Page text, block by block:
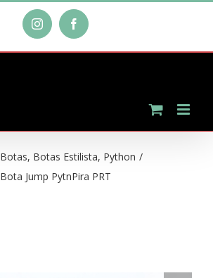
Instagram Facebook
Botas, Botas Estilista, Python /
Bota Jump PytnPira PRT